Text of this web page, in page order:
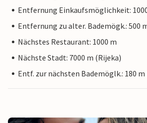
Entfernung Einkaufsmöglichkeit:
Entfernung zu alter. Bademögk.: 500
Nächstes Restaurant: 1000 m
Nächste Stadt: 7000 m (Rijeka)
Entf. zur nächsten Bademöglk.: 180